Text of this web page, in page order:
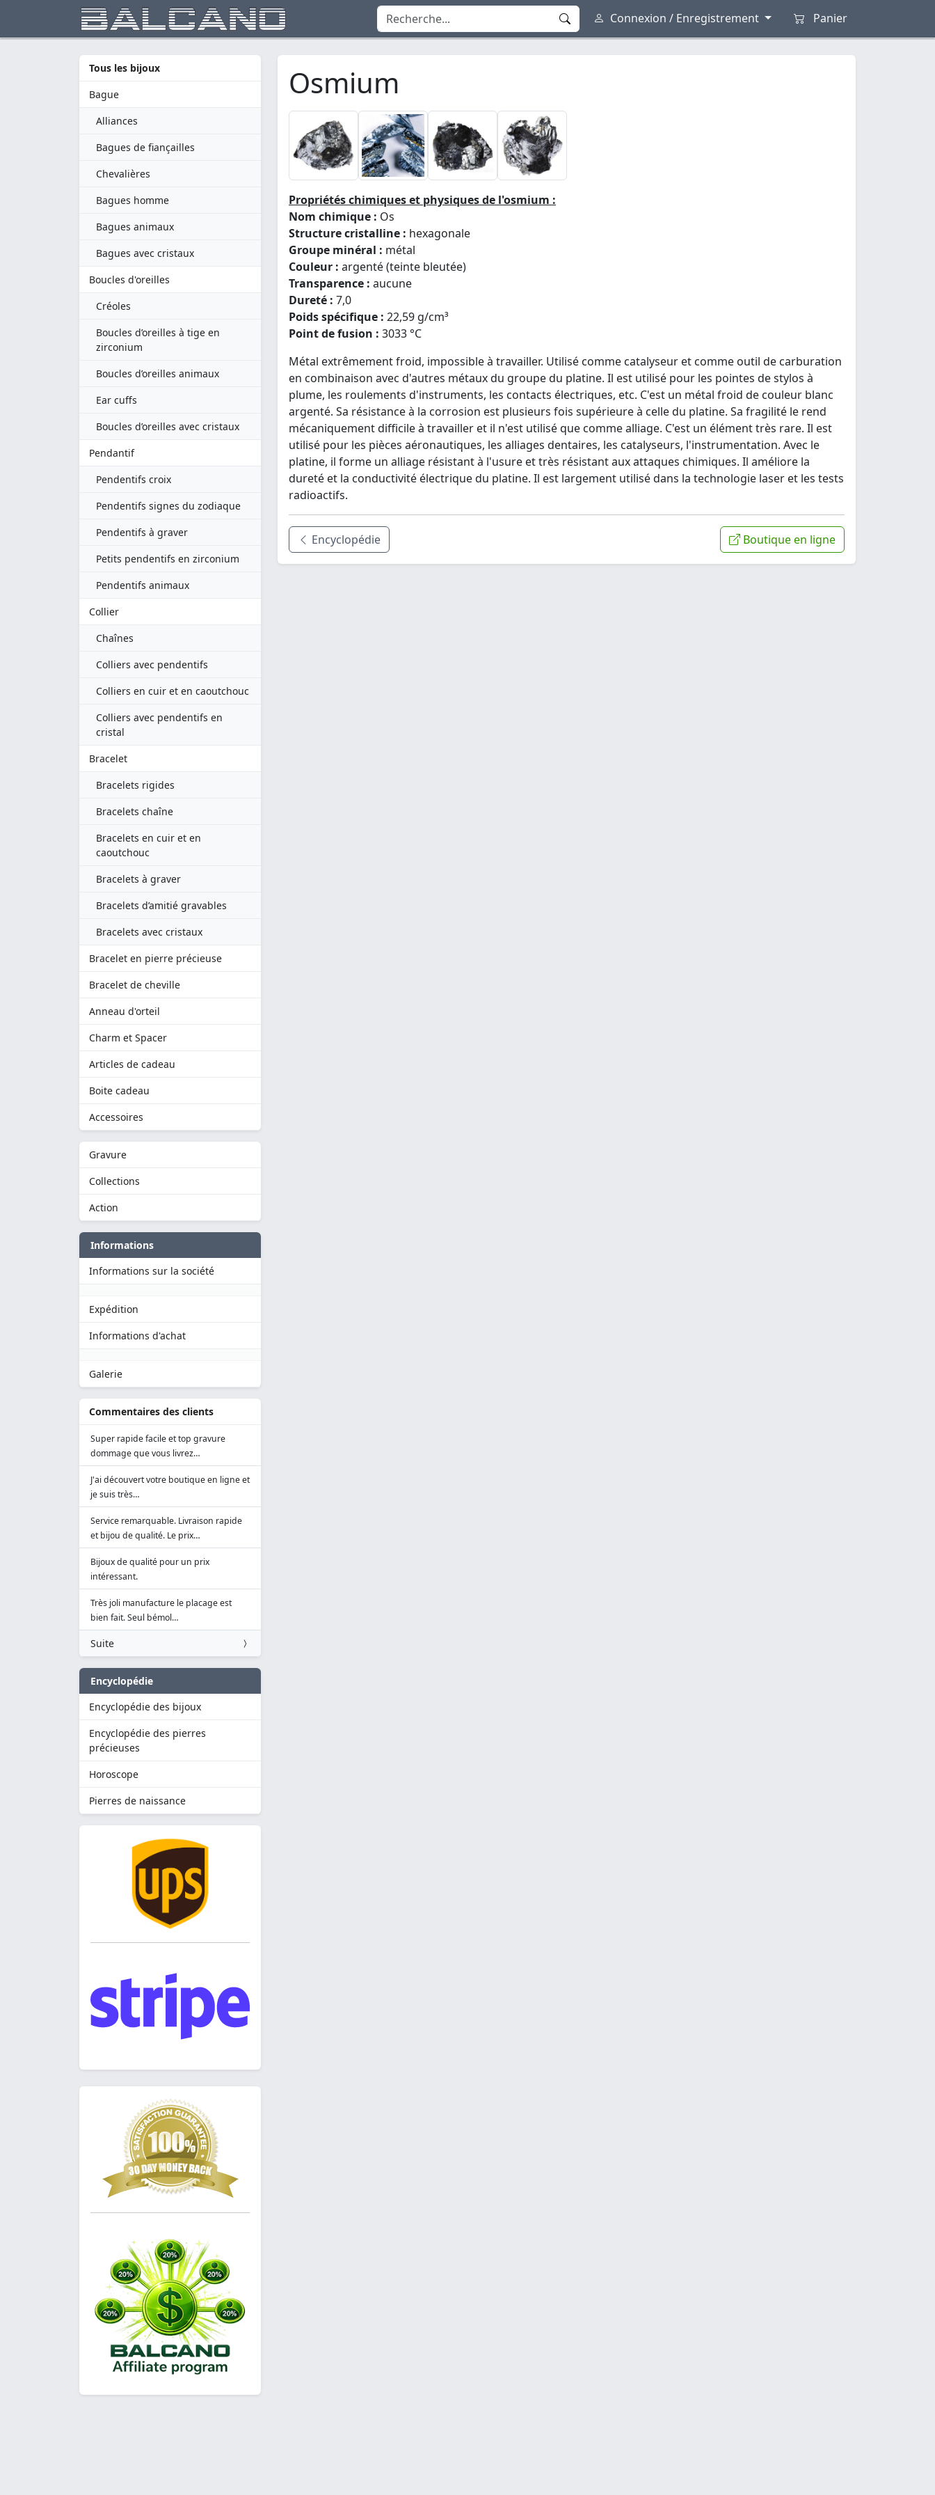
Connexion / Enregistrement Panier
Tous les bijoux
Bague
Alliances
Bagues de fiançailles
Chevalières
Bagues homme
Bagues animaux
Bagues avec cristaux
Boucles d'oreilles
Créoles
Boucles d’oreilles à tige en
zirconium
Boucles d’oreilles animaux
Ear cuffs
Boucles d’oreilles avec cristaux
Pendantif
Pendentifs croix
Pendentifs signes du zodiaque
Pendentifs à graver
Petits pendentifs en zirconium
Pendentifs animaux
Collier
Chaînes
Colliers avec pendentifs
Colliers en cuir et en caoutchouc
Colliers avec pendentifs en
cristal
Bracelet
Bracelets rigides
Bracelets chaîne
Bracelets en cuir et en
caoutchouc
Bracelets à graver
Bracelets d’amitié gravables
Bracelets avec cristaux
Bracelet en pierre précieuse
Bracelet de cheville
Anneau d'orteil
Charm et Spacer
Articles de cadeau
Boite cadeau
Accessoires
Gravure
Collections
Action
Informations
Informations sur la société
Expédition
Informations d'achat
Galerie
Commentaires des clients
Super rapide facile et top gravure
dommage que vous livrez…
J'ai découvert votre boutique en ligne et
je suis très…
Service remarquable. Livraison rapide
et bijou de qualité. Le prix…
Bijoux de qualité pour un prix
intéressant.
Très joli manufacture le placage est
bien fait. Seul bémol…
Suite
Encyclopédie
Encyclopédie des bijoux
Encyclopédie des pierres
précieuses
Horoscope
Pierres de naissance
Osmium
Propriétés chimiques et physiques de l'osmium :
Nom chimique : Os
Structure cristalline : hexagonale
Groupe minéral : métal
Couleur : argenté (teinte bleutée)
Transparence : aucune
Dureté : 7,0
Poids spécifique : 22,59 g/cm³
Point de fusion : 3033 °C
Métal extrêmement froid, impossible à travailler. Utilisé comme catalyseur et comme outil de carburation
en combinaison avec d'autres métaux du groupe du platine. Il est utilisé pour les pointes de stylos à
plume, les roulements d'instruments, les contacts électriques, etc. C'est un métal froid de couleur blanc
argenté. Sa résistance à la corrosion est plusieurs fois supérieure à celle du platine. Sa fragilité le rend
mécaniquement difficile à travailler et il n'est utilisé que comme alliage. C'est un élément très rare. Il est
utilisé pour les pièces aéronautiques, les alliages dentaires, les catalyseurs, l'instrumentation. Avec le
platine, il forme un alliage résistant à l'usure et très résistant aux attaques chimiques. Il améliore la
dureté et la conductivité électrique du platine. Il est largement utilisé dans la technologie laser et les tests
radioactifs.
Encyclopédie Boutique en ligne